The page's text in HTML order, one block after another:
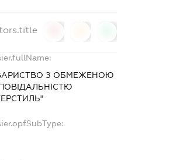
З ОБМЕЖЕНОЮ